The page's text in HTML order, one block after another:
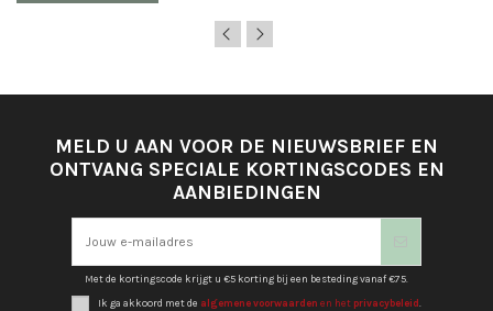
MELD U AAN VOOR DE NIEUWSBRIEF EN
ONTVANG SPECIALE KORTINGSCODES EN
AANBIEDINGEN
Met de kortingscode krijgt u €5 korting bij een besteding vanaf €75.
Ik ga akkoord met de algemene voorwaarden en het privacybeleid